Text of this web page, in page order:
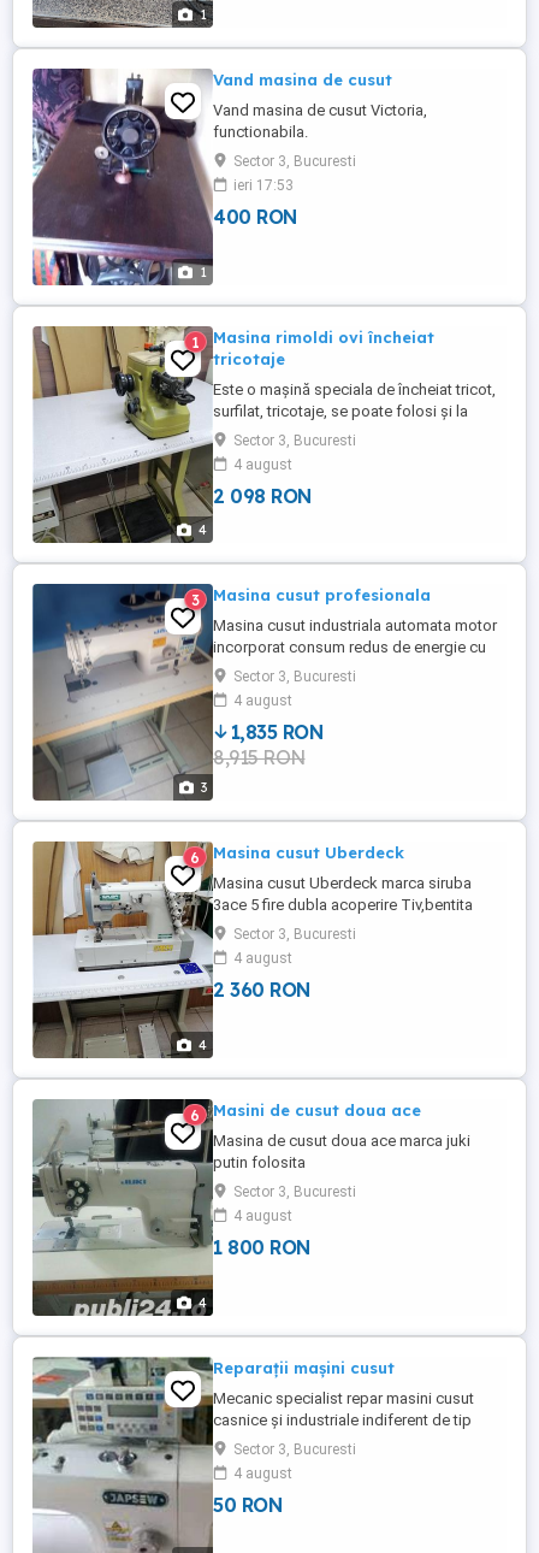
1
1
Vand masina de cusut
Vand masina de cusut Victoria,
functionabila.
Sector 3, Bucuresti
ieri 17:53
400 RON
4
1
Masina rimoldi ovi încheiat
tricotaje
Este o mașină speciala de încheiat tricot,
surfilat, tricotaje, se poate folosi și la
blanarie
Sector 3, Bucuresti
4 august
2 098 RON
3
3 Masina cusut profesionala
Masina cusut industriala automata motor
incorporat consum redus de energie cu
taiere de ata intarire automata ridicarea
piciorusului etc
Sector 3, Bucuresti
4 august
1,835 RON
8,915 RON
4
6 Masina cusut Uberdeck
Masina cusut Uberdeck marca siruba
3ace 5 fire dubla acoperire Tiv,bentita
coase pe orice tip de material motor 220 v
Sector 3, Bucuresti
4 august
2 360 RON
4
6 Masini de cusut doua ace
Masina de cusut doua ace marca juki
putin folosita
Sector 3, Bucuresti
4 august
1 800 RON
Reparații mașini cusut
Mecanic specialist repar masini cusut
casnice și industriale indiferent de tip
marca sau model asigur piese schimb
Sector 3, Bucuresti
4 august
50 RON